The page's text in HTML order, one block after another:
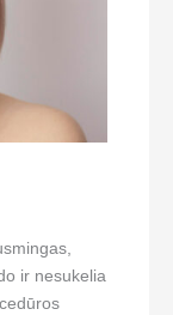
ir nesukelia